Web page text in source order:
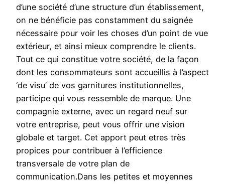
d’une société d’une structure d’un établissement,
on ne bénéficie pas constamment du saignée
nécessaire pour voir les choses d’un point de vue
extérieur, et ainsi mieux comprendre le clients.
Tout ce qui constitue votre société, de la façon
dont les consommateurs sont accueillis à l’aspect
‘de visu’ de vos garnitures institutionnelles,
participe qui vous ressemble de marque. Une
compagnie externe, avec un regard neuf sur
votre entreprise, peut vous offrir une vision
globale et target. Cet apport peut etres très
propices pour contribuer à l’efficience
transversale de votre plan de
communication.Dans les petites et moyennes